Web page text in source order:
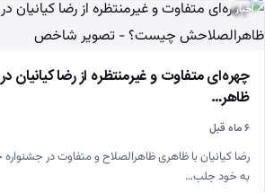
اخبار
چهره‌ای متفاوت و غیرمنتظره از رضا کیانیان
ظاهر…
۶ ماه قبل
رضا کیانیان با ظاهری ظاهرالصلاح و متفاوت در
به خود جلب…